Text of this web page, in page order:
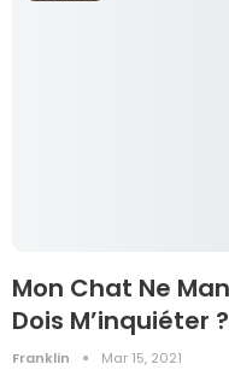
Mon Chat Ne
Dois M’inquiéter ?
Franklin Mar 15, 2021